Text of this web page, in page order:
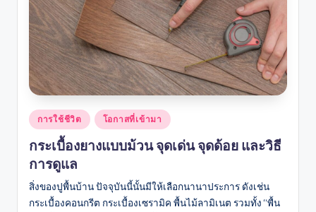
Posted
in
การใช้ชีวิต โอกาสที่เข้ามา
กระเบื้องยางแบบม้วน จุดเด่น จุดด้อย และวิธี
การดูแล
สิ่งของปูพื้นบ้าน ปัจจุบันนี้นั้นมีให้เลือกนานาประการ ดังเช่น
กระเบื้องคอนกรีต กระเบื้องเซรามิค พื้นไม้ลามิเนต รวมทั้ง “พื้น